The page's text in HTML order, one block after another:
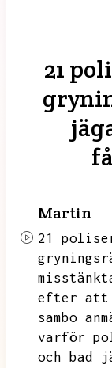
21
Martin
21
efter att
sambo
varför
och bad